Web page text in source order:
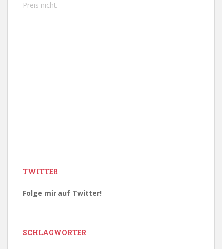
Preis nicht.
TWITTER
Folge mir auf Twitter!
SCHLAGWÖRTER